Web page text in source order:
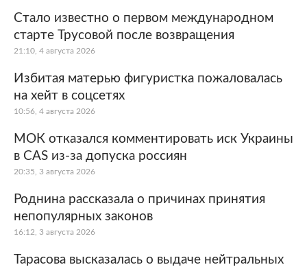
Стало известно о первом международном
старте Трусовой после возвращения
21:10, 4 августа 2026
Избитая матерью фигуристка пожаловалась
на хейт в соцсетях
10:56, 4 августа 2026
МОК отказался комментировать иск Украины
в CAS из-за допуска россиян
20:35, 3 августа 2026
Роднина рассказала о причинах принятия
непопулярных законов
16:12, 3 августа 2026
Тарасова высказалась о выдаче нейтральных